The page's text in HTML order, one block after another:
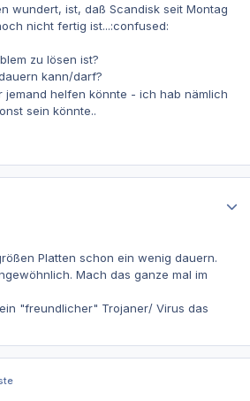
wundert, ist, daß Scandisk seit Montag
nicht fertig ist...:confused:
zu lösen ist?
kann/darf?
jemand helfen könnte - ich hab nämlich
sein könnte..
Platten schon ein wenig dauern.
Mach das ganze mal im
"freundlicher" Trojaner/ Virus das